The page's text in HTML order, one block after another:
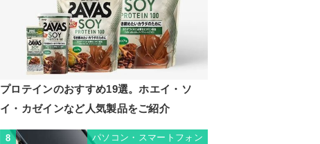
プロテインのおすすめ19選。ホエイ・ソ
イ・カゼインなど人気製品をご紹介
8 パソコン・スマートフォン